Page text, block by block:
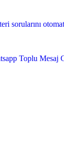
sorularını
Toplu Mesaj